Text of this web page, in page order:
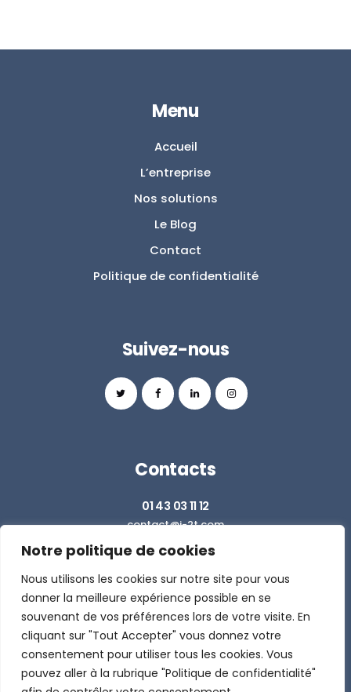
Notre politique de cookies
Nous utilisons les cookies sur notre site pour vous
donner la meilleure expérience possible en se
souvenant de vos préférences lors de votre visite. En
cliquant sur "Tout Accepter" vous donnez votre
consentement pour utiliser tous les cookies. Vous
pouvez aller à la rubrique "Politique de confidentialité"
Menu
Accueil
L’entreprise
Nos solutions
Le Blog
Contact
Politique de confidentialité
Suivez-nous
Contacts
01 43 03 11 12
contact@i-2t.com
Z.I. RICHARDETS SUD - 36 RUE DU BALLON
DEMANDER UN DEVIS